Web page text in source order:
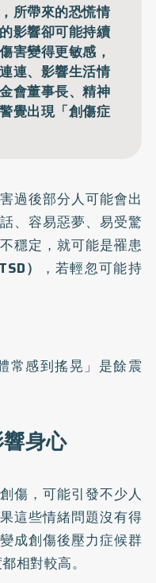
所帶來的恐慌情
影響卻可能持續
害變得更敏感，
連、影響生活情
會董事長、精神
覺出現「創傷症
過後部分人可能會出
、容易惡夢、易受驚
穩定，就可能是罹患
）
，若輕忽可能持
常感到搖晃」是餘震
身心
傷，可能引發不少人
這些情緒問題沒有得
成創傷後壓力症候群
相對較高。